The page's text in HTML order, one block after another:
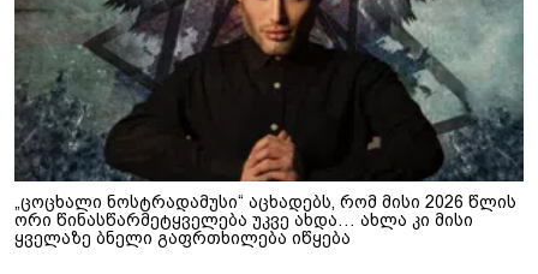
„ცოცხალი ნოსტრადამუსი“ აცხადებს, რომ მისი 2026 წლის
ორი წინასწარმეტყველება უკვე ახდა… ახლა კი მისი
ყველაზე ბნელი გაფრთხილება იწყება